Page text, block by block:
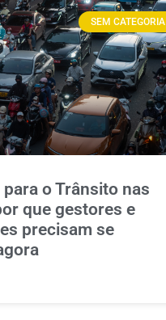
SEM CATEGORIA
para o Trânsito nas
que gestores e
precisam se